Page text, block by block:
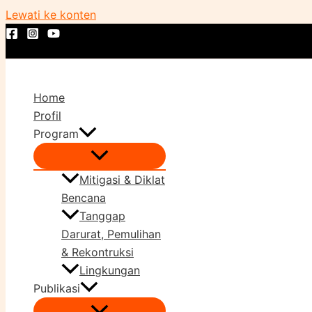
Lewati ke konten
Home
Profil
Program
Mitigasi & Diklat
Bencana
Tanggap
Darurat, Pemulihan
& Rekontruksi
Lingkungan
Publikasi